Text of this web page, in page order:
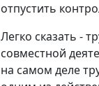
отпустить
Легко сказать -
совместной
на самом деле